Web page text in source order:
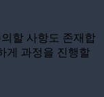
할 사항도 존재합
게 과정을 진행할